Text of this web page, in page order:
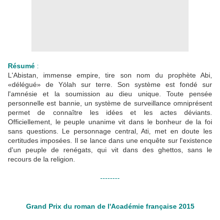
Résumé :
L'Abistan, immense empire, tire son nom du prophète Abi,
«délégué» de Yölah sur terre. Son système est fondé sur
l'amnésie et la soumission au dieu unique. Toute pensée
personnelle est bannie, un système de surveillance omniprésent
permet de connaître les idées et les actes déviants.
Officiellement, le peuple unanime vit dans le bonheur de la foi
sans questions. Le personnage central, Ati, met en doute les
certitudes imposées. Il se lance dans une enquête sur l'existence
d'un peuple de renégats, qui vit dans des ghettos, sans le
recours de la religion.
--------
Grand Prix du roman de l'Académie française 2015